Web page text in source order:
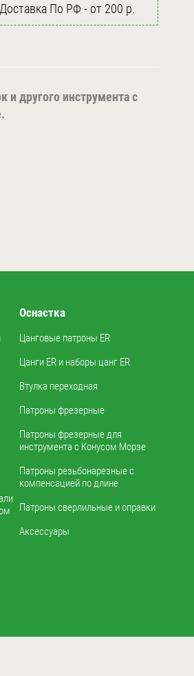
Доставка По РФ - от 200 р.
и другого инструмента с
Оснастка
Цанговые патроны ER
Цанги ER и наборы цанг ER
Втулка переходная
Патроны фрезерные
Патроны фрезерные для
инструмента с Конусом Морзе
Патроны резьбонарезные с
компенсацией по длине
Патроны сверлильные и оправки
Аксессуары